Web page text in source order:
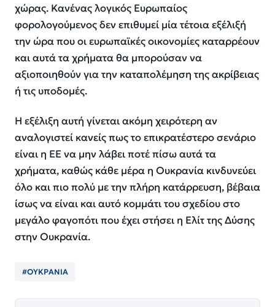
χώρας. Κανένας λογικός Ευρωπαίος
φορολογούμενος δεν επιθυμεί μία τέτοια εξέλιξή
την ώρα που οι ευρωπαϊκές οικονομίες καταρρέουν
και αυτά τα χρήματα θα μπορούσαν να
αξιοποιηθούν για την καταπολέμηση της ακρίβειας
ή τις υποδομές.
Η εξέλιξη αυτή γίνεται ακόμη χειρότερη αν
αναλογιστεί κανείς πως το επικρατέστερο σενάριο
είναι η ΕΕ να μην λάβει ποτέ πίσω αυτά τα
χρήματα, καθώς κάθε μέρα η Ουκρανία κινδυνεύει
όλο και πιο πολύ με την πλήρη κατάρρευση, βέβαια
ίσως να είναι και αυτό κομμάτι του σχεδίου στο
μεγάλο φαγοπότι που έχει στήσει η Ελίτ της Δύσης
στην Ουκρανία.
#ΟΥΚΡΑΝΙΑ